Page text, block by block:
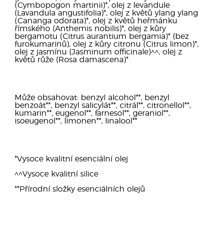
(Cymbopogon martinii)*, olej z levandule
(Lavandula angustifolia)*, olej z květů ylang ylang
(Cananga odorata)*, olej z květů heřmánku
římského (Anthemis nobilis)*, olej z kůry
bergamotu (Citrus aurantium bergamia)* (bez
furokumarinů), olej z kůry citronu (Citrus limon)*,
olej z jasmínu (Jasminum officinale)^^, olej z
květů růže (Rosa damascena)*
Může obsahovat: benzyl alcohol**, benzyl
benzoát**, benzyl salicylát**, citrál**, citronellol**,
kumarin**, eugenol**, farnesol**, geraniol**,
isoeugenol**, limonen**, linalool**
*Vysoce kvalitní esenciální olej
^^Vysoce kvalitní silice
**Přírodní složky esenciálních olejů